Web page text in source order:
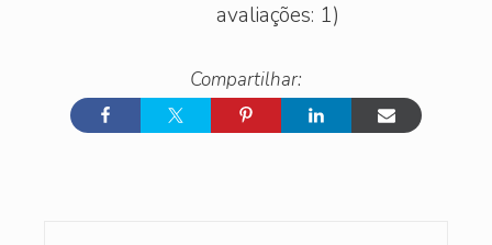
avaliações: 1)